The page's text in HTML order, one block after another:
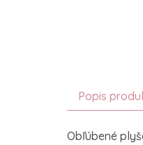
Popis
Obľúbené